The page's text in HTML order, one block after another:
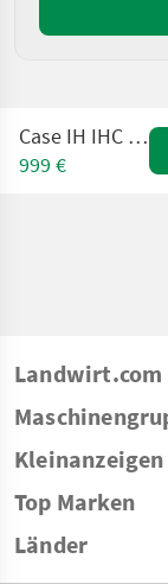
Case IH IHC 533-833
999 €
Landwirt.com
Kleinanzeigen
Top Marken
Länder